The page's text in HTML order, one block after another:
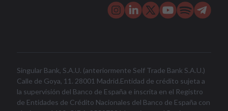
Singular Bank, S.A.U. (anteriormente Self Trade Bank S.A.U.)
Calle de Goya, 11. 28001 Madrid.Entidad de crédito sujeta a
la supervisión del Banco de España e inscrita en el Registro
de Entidades de Crédito Nacionales del Banco de España con